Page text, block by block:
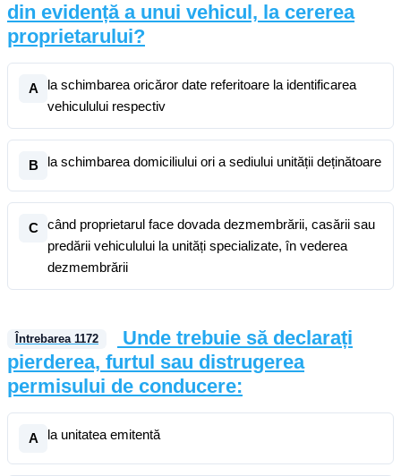
din evidență a unui vehicul, la cererea
proprietarului?
A
la schimbarea oricăror date referitoare la identificarea
vehiculului respectiv
B la schimbarea domiciliului ori a sediului unității deținătoare
C
când proprietarul face dovada dezmembrării, casării sau
predării vehiculului la unități specializate, în vederea
dezmembrării
Întrebarea 1172
Unde trebuie să declarați
pierderea, furtul sau distrugerea
permisului de conducere:
A la unitatea emitentă